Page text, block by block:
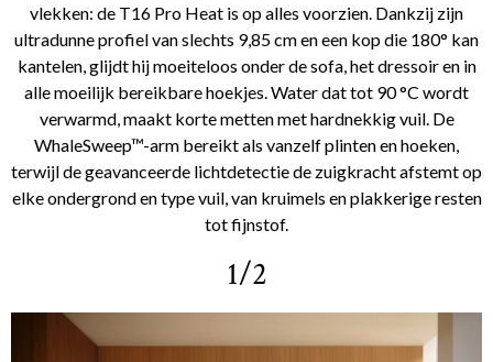
vlekken: de T16 Pro Heat is op alles voorzien. Dankzij zijn
ultradunne profiel van slechts 9,85 cm en een kop die 180° kan
kantelen, glijdt hij moeiteloos onder de sofa, het dressoir en in
alle moeilijk bereikbare hoekjes. Water dat tot 90 °C wordt
verwarmd, maakt korte metten met hardnekkig vuil. De
WhaleSweep™-arm bereikt als vanzelf plinten en hoeken,
terwijl de geavanceerde lichtdetectie de zuigkracht afstemt op
elke ondergrond en type vuil, van kruimels en plakkerige resten
tot fijnstof.
1/2